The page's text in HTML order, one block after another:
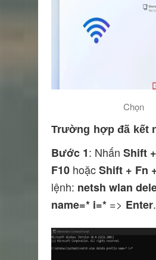
Chọn
Trường hợp đã kết
Bước 1: Nhấn Shift +
F10 hoặcShift + Fn
lệnh: netsh wlan
name=* i=* => Enter.